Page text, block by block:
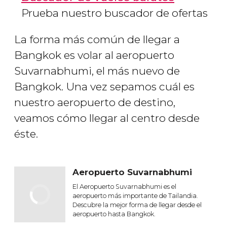
Prueba nuestro buscador de ofertas
La forma más común de llegar a
Bangkok es volar al aeropuerto
Suvarnabhumi, el más nuevo de
Bangkok. Una vez sepamos cuál es
nuestro aeropuerto de destino,
veamos cómo llegar al centro desde
éste.
Aeropuerto Suvarnabhumi
El Aeropuerto Suvarnabhumi es el
aeropuerto más importante de Tailandia.
Descubre la mejor forma de llegar desde el
aeropuerto hasta Bangkok.